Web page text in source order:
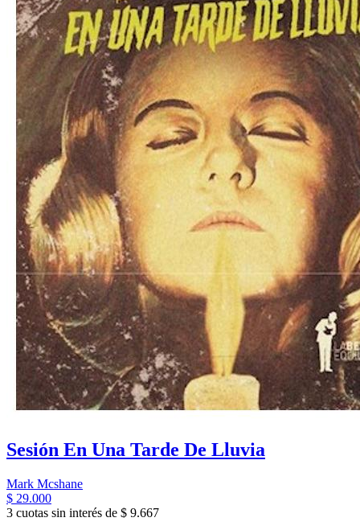
Sesión En Una Tarde De Lluvia
Mark Mcshane
$ 29.000
3 cuotas sin interés de $ 9.667